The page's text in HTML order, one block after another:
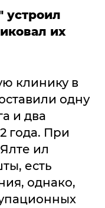
устроил
их
клинику в
одну
и два
года. При
ил
есть
однако,